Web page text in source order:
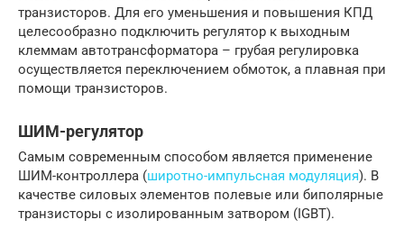
транзисторов. Для его уменьшения и повышения КПД
целесообразно подключить регулятор к выходным
клеммам автотрансформатора – грубая регулировка
осуществляется переключением обмоток, а плавная при
помощи транзисторов.
ШИМ-регулятор
Самым современным способом является применение
ШИМ-контроллера (широтно-импульсная модуляция). В
качестве силовых элементов полевые или биполярные
транзисторы с изолированным затвором (IGBT).